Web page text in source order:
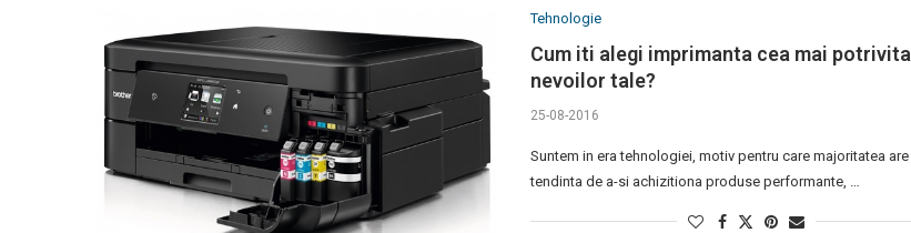
Tehnologie
Cum iti alegi imprimanta cea mai potrivita
nevoilor tale?
25-08-2016
Suntem in era tehnologiei, motiv pentru care majoritatea are
tendinta de a-si achizitiona produse performante, …